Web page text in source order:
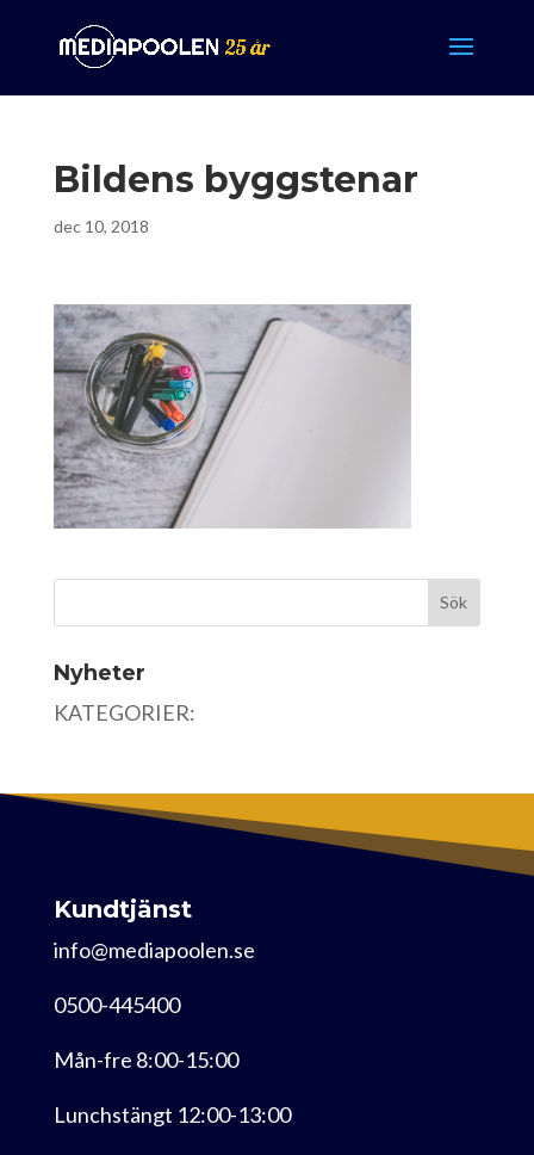
Bildens byggstenar
dec 10, 2018
Nyheter
KATEGORIER:
Kundtjänst
info@mediapoolen.se
0500-445400
Mån-fre 8:00-15:00
Lunchstängt 12:00-13:00